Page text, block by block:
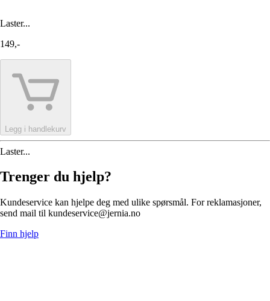
Laster...
149,-
Legg i handlekurv
Laster...
Trenger du hjelp?
Kundeservice kan hjelpe deg med ulike spørsmål. For reklamasjoner,
send mail til kundeservice@jernia.no
Finn hjelp